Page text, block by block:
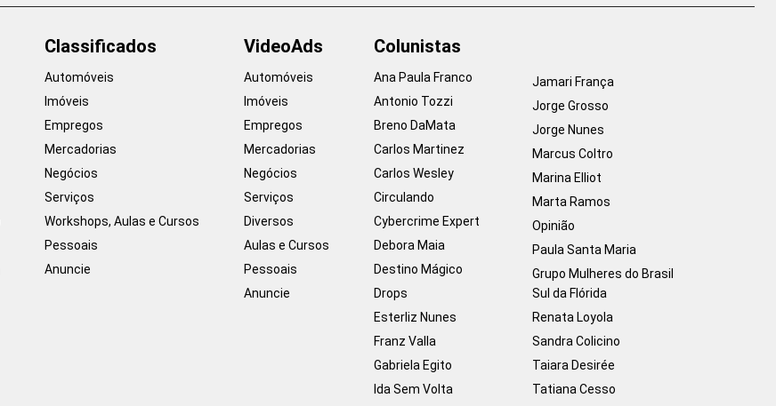
Classificados
Automóveis
Imóveis
Empregos
Mercadorias
Negócios
Serviços
Workshops, Aulas e Cursos
Pessoais
Anuncie
VideoAds
Automóveis
Imóveis
Empregos
Mercadorias
Negócios
Serviços
Diversos
Aulas e Cursos
Pessoais
Anuncie
Colunistas
Ana Paula Franco
Antonio Tozzi
Breno DaMata
Carlos Martinez
Carlos Wesley
Circulando
Cybercrime Expert
Debora Maia
Destino Mágico
Drops
Esterliz Nunes
Franz Valla
Gabriela Egito
Ida Sem Volta
Jamari França
Jorge Grosso
Jorge Nunes
Marcus Coltro
Marina Elliot
Marta Ramos
Opinião
Paula Santa Maria
Grupo Mulheres do Brasil
Sul da Flórida
Renata Loyola
Sandra Colicino
Taiara Desirée
Tatiana Cesso